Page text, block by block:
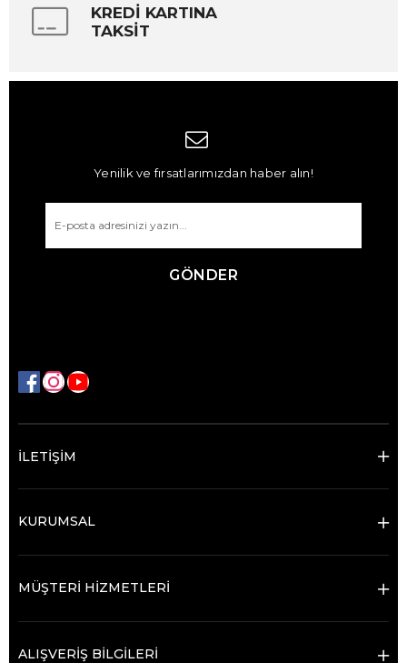
KREDİ KARTINA
TAKSİT
Yenilik ve fırsatlarımızdan haber alın!
GÖNDER
İLETİŞİM
KURUMSAL
MÜŞTERİ HİZMETLERİ
ALIŞVERİŞ BİLGİLERİ